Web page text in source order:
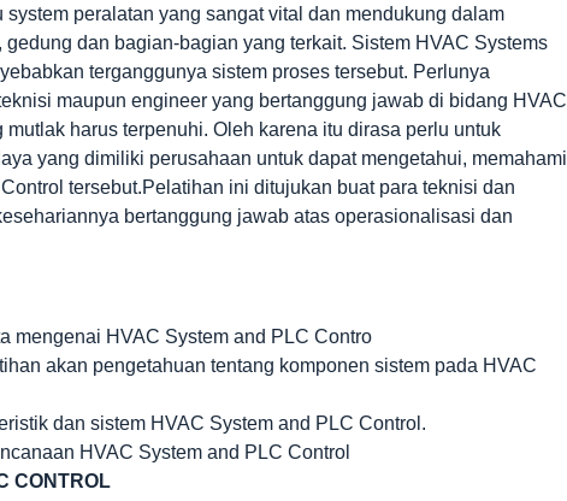
peralatan yang sangat vital dan mendukung dalam
dan bagian-bagian yang terkait. Sistem HVAC Systems
terganggunya sistem proses tersebut. Perlunya
maupun engineer yang bertanggung jawab di bidang HVAC
harus terpenuhi. Oleh karena itu dirasa perlu untuk
yang dimiliki perusahaan untuk dapat mengetahui, memahami
tersebut.Pelatihan ini ditujukan buat para teknisi dan
bertanggung jawab atas operasionalisasi dan
mengenai HVAC System and PLC Contro
akan pengetahuan tentang komponen sistem pada HVAC
dan sistem HVAC System and PLC Control.
HVAC System and PLC Control
CONTROL